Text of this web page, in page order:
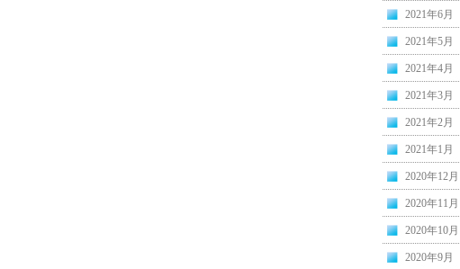
2021年6月
2021年5月
2021年4月
2021年3月
2021年2月
2021年1月
2020年12月
2020年11月
2020年10月
2020年9月